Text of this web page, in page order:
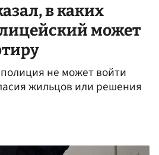
в каких
может
не может войти
жильцов или решения